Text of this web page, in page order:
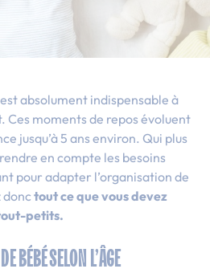
absolument indispensable à
Ces moments de repos évoluent
jusqu’à 5 ans environ. Qui plus
en compte les besoins
pour adapter l’organisation de
donc tout ce que vous devez
petits.
BÉBÉ SELON L’ÂGE